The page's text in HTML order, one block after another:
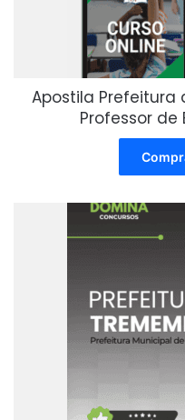
Apostila Prefeitura
Professor de